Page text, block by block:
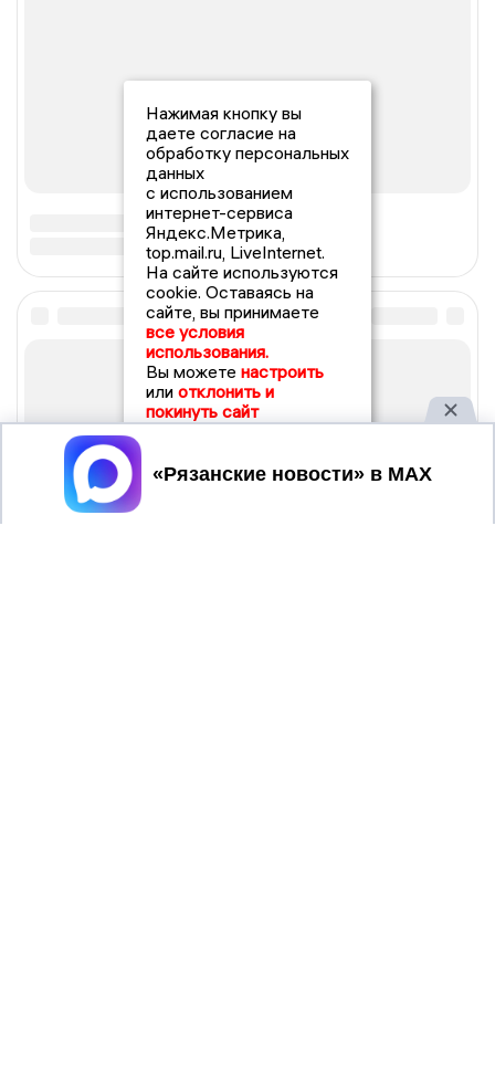
Нажимая кнопку вы
даете согласие на
обработку персональных
данных
с использованием
интернет-сервиса
Яндекс.Метрика,
top.mail.ru, LiveInternet.
На сайте используются
cookie. Оставаясь на
сайте, вы принимаете
все условия
использования.
Вы можете настроить
или отклонить и
покинуть сайт
Принять